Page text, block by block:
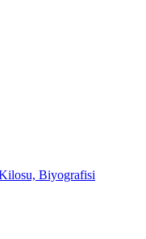
Biyografisi